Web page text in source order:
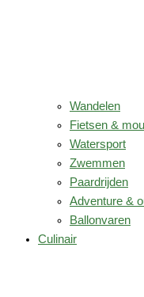
Wandelen
Fietsen &
Watersport
Zwemmen
Paardrijden
Adventure &
Ballonvaren
Culinair